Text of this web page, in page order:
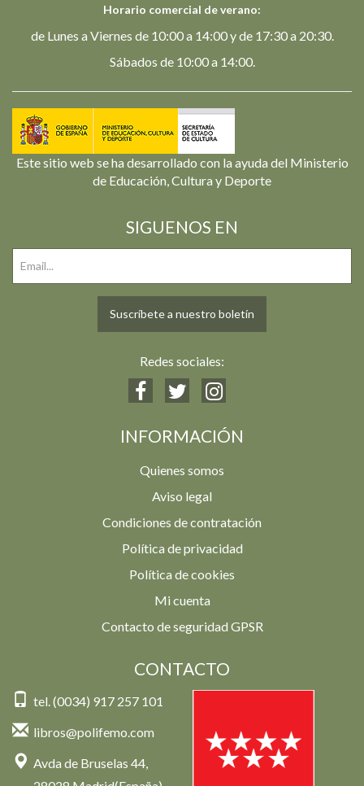
Horario comercial de verano:
de Lunes a Viernes de 10:00 a 14:00 y de 17:30 a 20:30.
Sábados de 10:00 a 14:00.
Este sitio web se ha desarrollado con la ayuda del Ministerio
de Educación, Cultura y Deporte
SIGUENOS EN
Suscríbete a nuestro boletín
Redes sociales:
INFORMACIÓN
Quienes somos
Aviso legal
Condiciones de contratación
Política de privacidad
Política de cookies
Mi cuenta
Contacto de seguridad GPSR
CONTACTO
tel. (0034) 917 257 101
libros@polifemo.com
Avda de Bruselas 44,